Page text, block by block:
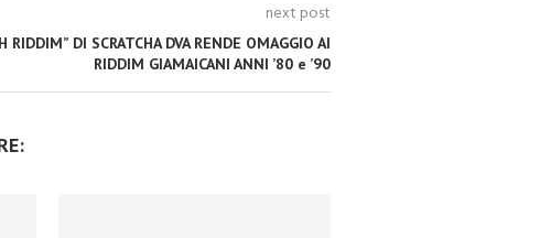
next post
RIDDIM” DI SCRATCHA DVA RENDE OMAGGIO AI
RIDDIM GIAMAICANI ANNI ’80 e ’90